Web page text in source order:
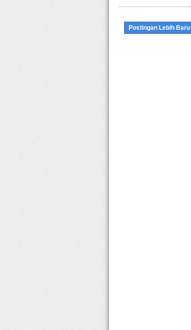
Postingan Lebih Baru